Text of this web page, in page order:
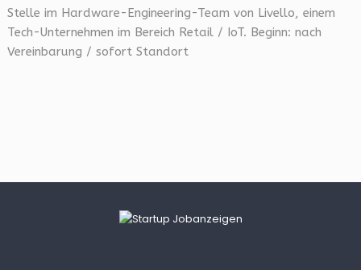
Stelle im Hardware-Engineering-Team von Livello, einem
Tech-Unternehmen im Bereich Retail / IoT. Beginn: nach
Vereinbarung / sofort Standort